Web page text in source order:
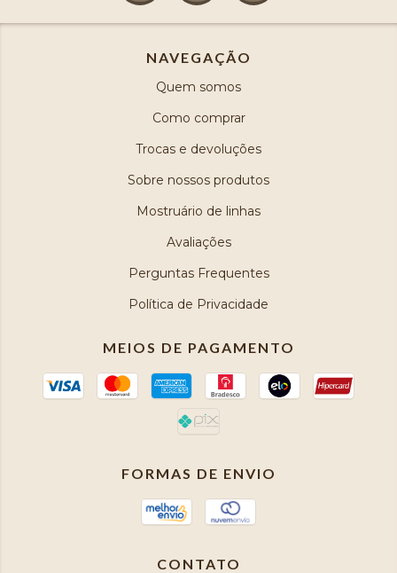
NAVEGAÇÃO
Quem somos
Como comprar
Trocas e devoluções
Sobre nossos produtos
Mostruário de linhas
Avaliações
Perguntas Frequentes
Política de Privacidade
MEIOS DE PAGAMENTO
FORMAS DE ENVIO
CONTATO